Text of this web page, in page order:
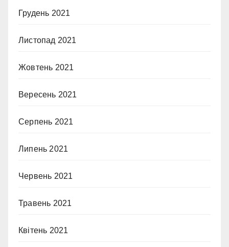
Грудень 2021
Листопад 2021
Жовтень 2021
Вересень 2021
Серпень 2021
Липень 2021
Червень 2021
Травень 2021
Квітень 2021